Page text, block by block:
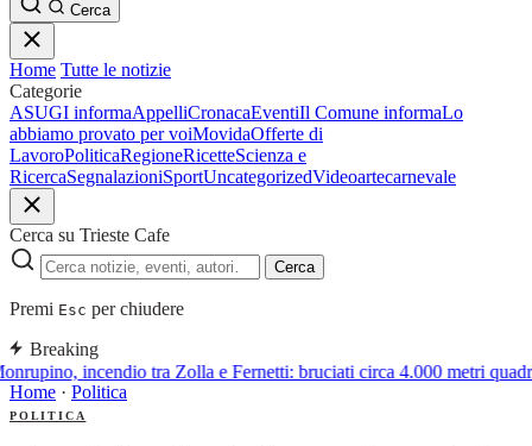
Cerca
Home Tutte le notizie
Categorie
ASUGI informaAppelliCronacaEventiIl Comune informaLo
abbiamo provato per voiMovidaOfferte di
LavoroPoliticaRegioneRicetteScienza e
RicercaSegnalazioniSportUncategorizedVideoartecarnevale
Cerca su Trieste Cafe
Cerca
Premi Esc per chiudere
Breaking
incendio tra Zolla e Fernetti: bruciati circa 4.000 metri
Home · Politica
POLITICA